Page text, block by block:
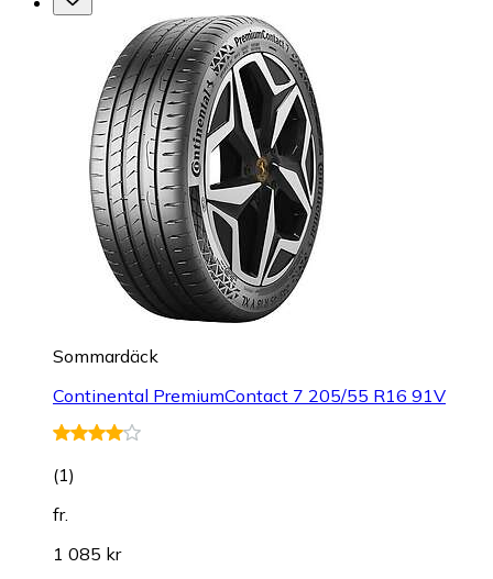
Sommardäck
Continental PremiumContact 7 205/55 R16 91V
(1)
fr.
1 085 kr